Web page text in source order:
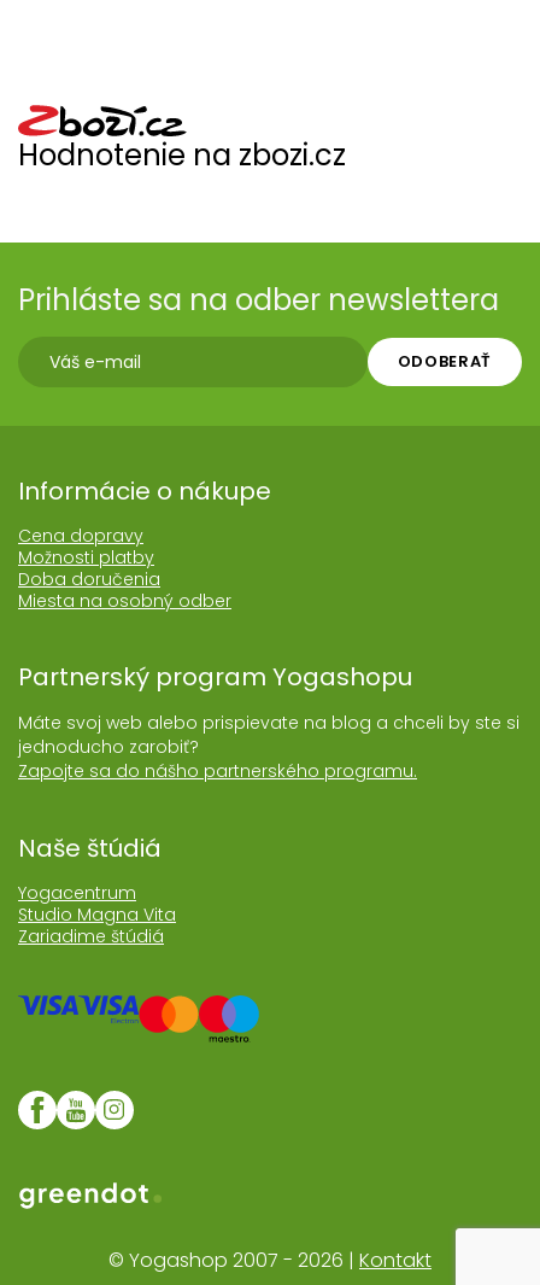
Hodnotenie na zbozi.cz
Prihláste sa na odber newslettera
ODOBERAŤ
Informácie o nákupe
Cena dopravy
Možnosti platby
Doba doručenia
Miesta na osobný odber
Partnerský program Yogashopu
Máte svoj web alebo prispievate na blog a chceli by ste si
jednoducho zarobiť?
Zapojte sa do nášho partnerského programu.
Naše štúdiá
Yogacentrum
Studio Magna Vita
Zariadime štúdiá
Web realizoval Greendot
© Yogashop 2007 - 2026 | Kontakt